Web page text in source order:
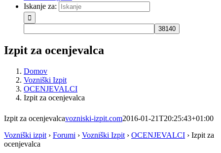
Iskanje za:
Izpit za ocenjevalca
Domov
Vozniški Izpit
OCENJEVALCI
Izpit za ocenjevalca
Izpit za ocenjevalcavozniski-izpit.com2016-01-21T20:25:43+01:00
Vozniški izpit › Forumi › Vozniški Izpit › OCENJEVALCI › Izpit za
ocenjevalca